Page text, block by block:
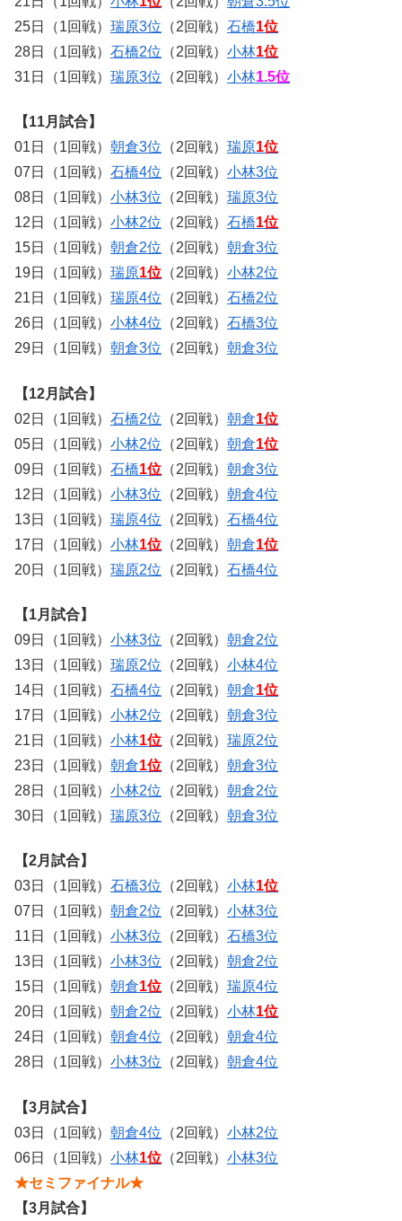
25日（1回戦） 瑞原3位 （2回戦） 石橋1位
28日（1回戦） 石橋2位 （2回戦） 小林1位
31日（1回戦） 瑞原3位 （2回戦） 小林1.5位
【11月試合】
01日（1回戦） 朝倉3位 （2回戦） 瑞原1位
07日（1回戦） 石橋4位 （2回戦） 小林3位
08日（1回戦） 小林3位 （2回戦） 瑞原3位
12日（1回戦） 小林2位 （2回戦） 石橋1位
15日（1回戦） 朝倉2位 （2回戦） 朝倉3位
19日（1回戦） 瑞原1位 （2回戦） 小林2位
21日（1回戦） 瑞原4位 （2回戦） 石橋2位
26日（1回戦） 小林4位 （2回戦） 石橋3位
29日（1回戦） 朝倉3位 （2回戦） 朝倉3位
【12月試合】
02日（1回戦） 石橋2位 （2回戦） 朝倉1位
05日（1回戦） 小林2位 （2回戦） 朝倉1位
09日（1回戦） 石橋1位 （2回戦） 朝倉3位
12日（1回戦） 小林3位 （2回戦） 朝倉4位
13日（1回戦） 瑞原4位 （2回戦） 石橋4位
17日（1回戦） 小林1位 （2回戦） 朝倉1位
20日（1回戦） 瑞原2位 （2回戦） 石橋4位
【1月試合】
09日（1回戦） 小林3位 （2回戦） 朝倉2位
13日（1回戦） 瑞原2位 （2回戦） 小林4位
14日（1回戦） 石橋4位 （2回戦） 朝倉1位
17日（1回戦） 小林2位 （2回戦） 朝倉3位
21日（1回戦） 小林1位 （2回戦） 瑞原2位
23日（1回戦） 朝倉1位 （2回戦） 朝倉3位
28日（1回戦） 小林2位 （2回戦） 朝倉2位
30日（1回戦） 瑞原3位 （2回戦） 朝倉3位
【2月試合】
03日（1回戦） 石橋3位 （2回戦） 小林1位
07日（1回戦） 朝倉2位 （2回戦） 小林3位
11日（1回戦） 小林3位 （2回戦） 石橋3位
13日（1回戦） 小林3位 （2回戦） 朝倉2位
15日（1回戦） 朝倉1位 （2回戦） 瑞原4位
20日（1回戦） 朝倉2位 （2回戦） 小林1位
24日（1回戦） 朝倉4位 （2回戦） 朝倉4位
28日（1回戦） 小林3位 （2回戦） 朝倉4位
【3月試合】
03日（1回戦） 朝倉4位 （2回戦） 小林2位
06日（1回戦） 小林1位 （2回戦） 小林3位
★セミファイナル★
【3月試合】